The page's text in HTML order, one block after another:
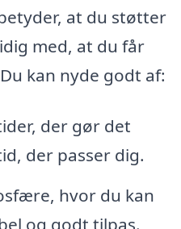
at du støtter
med, at du får
kan nyde godt af:
der gør det
der passer dig.
hvor du kan
og godt tilpas.